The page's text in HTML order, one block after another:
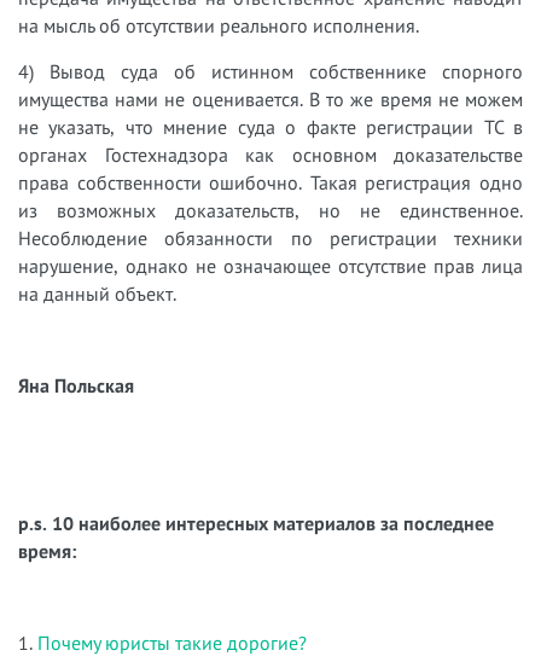
на мысль об отсутствии реального исполнения.
4) Вывод суда об истинном собственнике спорного
имущества нами не оценивается. В то же время не можем
не указать, что мнение суда о факте регистрации ТС в
органах Гостехнадзора как основном доказательстве
права собственности ошибочно. Такая регистрация одно
из возможных доказательств, но не единственное.
Несоблюдение обязанности по регистрации техники
нарушение, однако не означающее отсутствие прав лица
на данный объект.
Яна Польская
p.s. 10 наиболее интересных материалов за последнее
время:
1. Почему юристы такие дорогие?